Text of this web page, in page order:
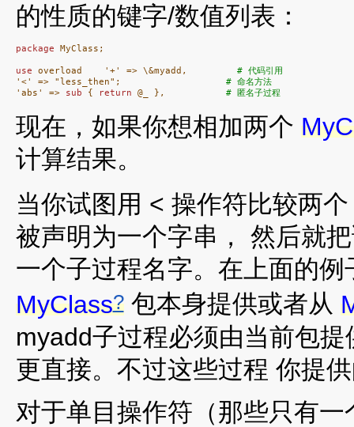
的性质的键字/数值列表：
package MyClass;
use overload    '+' => \&myadd, # 代码引用
'<' => "less_then"; # 命名方法
'abs' =>
sub { return @_ }, # 匿名子过程
现在，如果你想相加两个
计算结果。
当你试图用 < 操作符比较两
被声明为一个字串， 然后就
一个子过程名字。在上面的
MyClass?包本身提供或者从
myadd子过程必须由当前包
更直接。不过这些过程 你提
对于单目操作符（那些只有